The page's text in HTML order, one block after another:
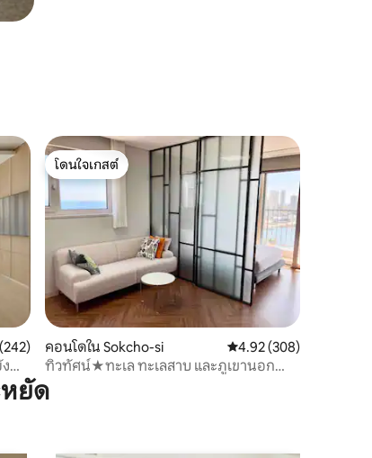
ลี่ย 4.86 จาก 5, 242 รีวิว
โดนใจเกสต์
โดนใจเกสต์
คอนโดใน Sokcho-si คะแนนเฉลี่ย 4.92 จาก 5,
4.92 (308)
ทิวทัศน์★ทะเล ทะเลสาบ และภูเขานอก
หน้าต่าง★
ยัด